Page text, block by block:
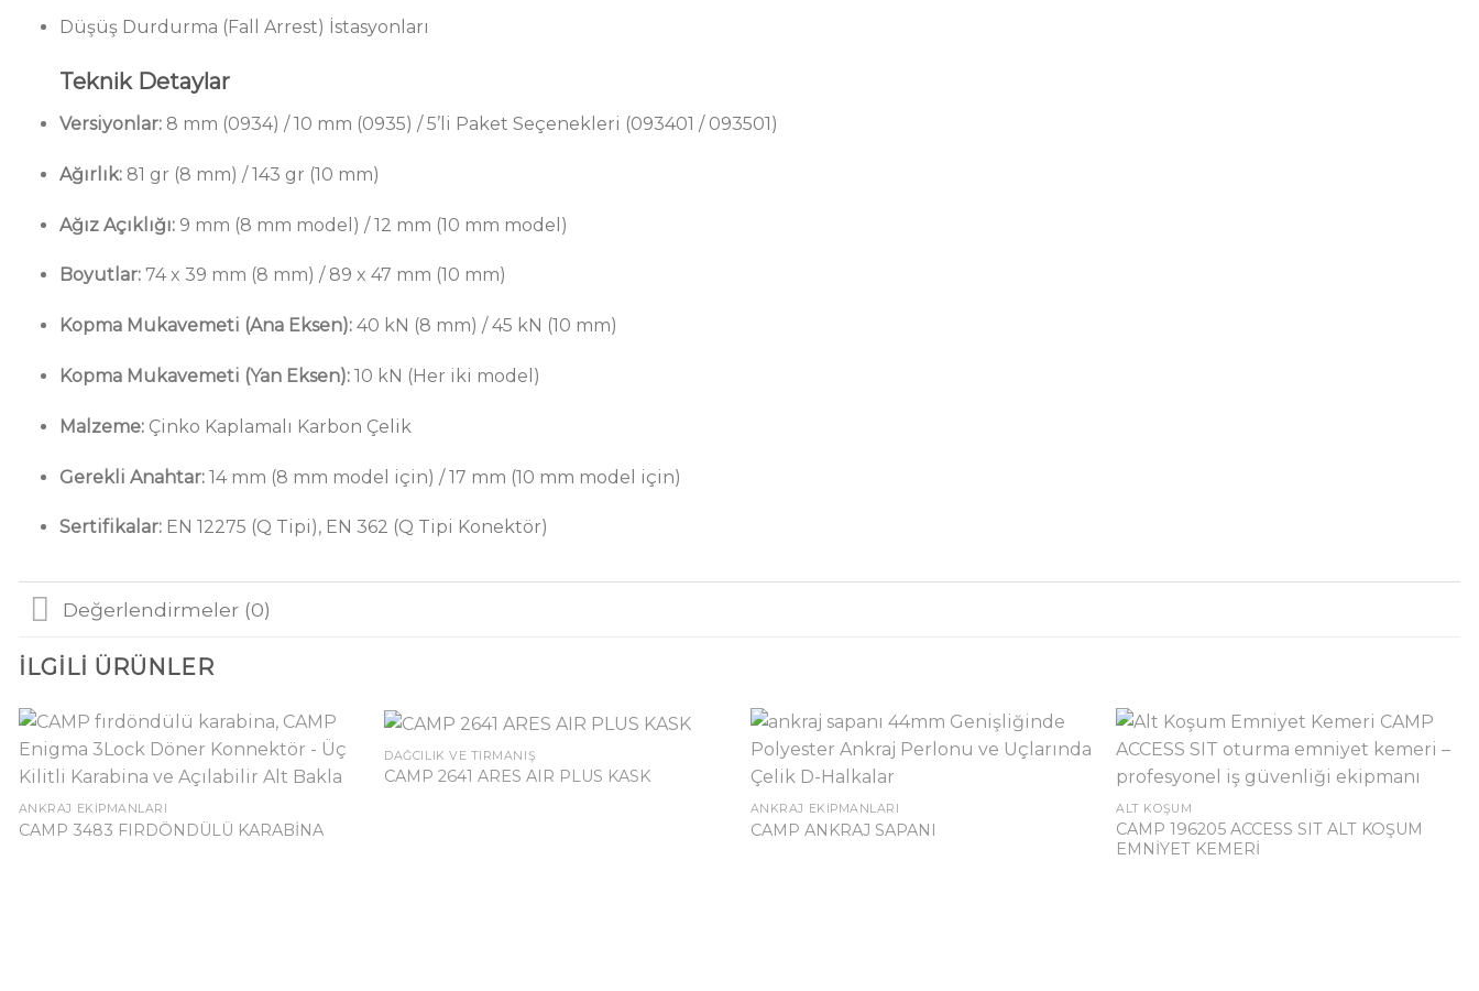
Düşüş Durdurma (Fall Arrest) İstasyonları
Teknik Detaylar
Versiyonlar:8 mm (0934) / 10 mm (0935) / 5’li Paket Seçenekleri (093401 / 093501)
Ağırlık:81 gr (8 mm) / 143 gr (10 mm)
Ağız Açıklığı:9 mm (8 mm model) / 12 mm (10 mm model)
Boyutlar:74 x 39 mm (8 mm) / 89 x 47 mm (10 mm)
Kopma Mukavemeti (Ana Eksen):40 kN (8 mm) / 45 kN (10 mm)
Kopma Mukavemeti (Yan Eksen):10 kN (Her iki model)
Malzeme:Çinko Kaplamalı Karbon Çelik
Gerekli Anahtar:14 mm (8 mm model için) / 17 mm (10 mm model için)
Sertifikalar:EN 12275 (Q Tipi), EN 362 (Q Tipi Konektör)
Değerlendirmeler (0)
İLGILI ÜRÜNLER
ANKRAJ EKIPMANLARI
CAMP 3483 FIRDÖNDÜLÜ KARABİNA
DAĞCILIK VE TIRMANIŞ
CAMP 2641 ARES AIR PLUS KASK
ANKRAJ EKIPMANLARI
CAMP ANKRAJ SAPANI
ALT KOŞUM
CAMP 196205 ACCESS SIT ALT KOŞUM
EMNİYET KEMERİ